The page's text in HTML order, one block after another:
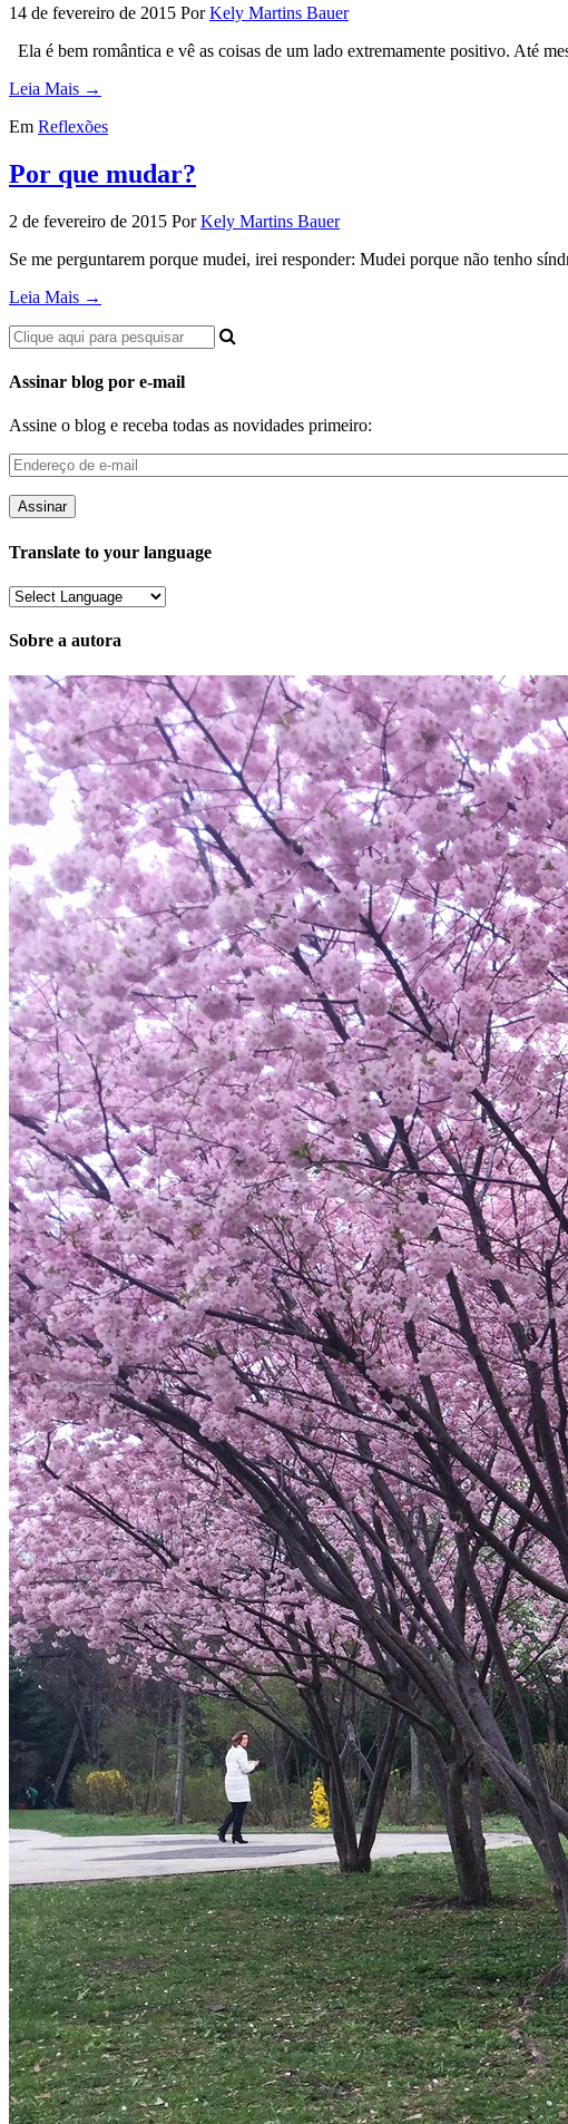
14 de fevereiro de 2015 Por Kely Martins Bauer
Ela é bem romântica e vê as coisas de um lado extremamente positivo. Até
Leia Mais →
Em Reflexões
Por que mudar?
2 de fevereiro de 2015 Por Kely Martins Bauer
Se me perguntarem porque mudei, irei responder: Mudei porque não tenho
Leia Mais →
Assinar blog por e-mail
Assine o blog e receba todas as novidades primeiro:
Endereço
e-
mail
Translate to your language
Sobre a autora